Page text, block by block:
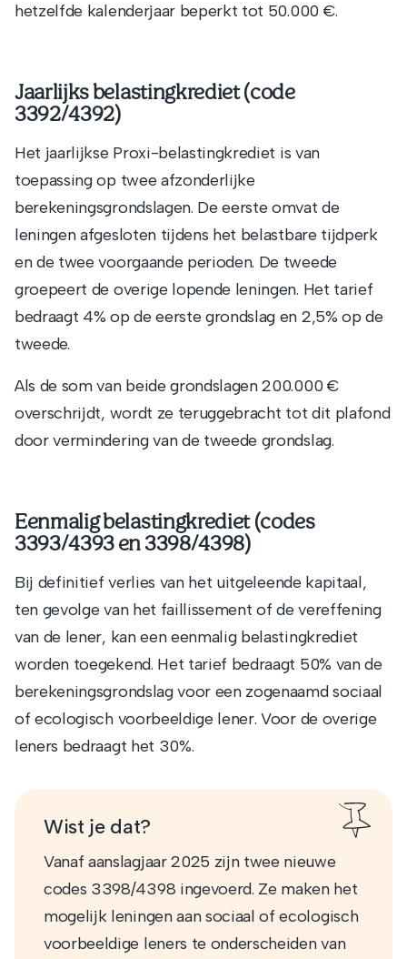
hetzelfde kalenderjaar beperkt tot 50.000 €.
Jaarlijks belastingkrediet (code
3392/4392)
Het jaarlijkse Proxi-belastingkrediet is van
toepassing op twee afzonderlijke
berekeningsgrondslagen. De eerste omvat de
leningen afgesloten tijdens het belastbare tijdperk
en de twee voorgaande perioden. De tweede
groepeert de overige lopende leningen. Het tarief
bedraagt 4% op de eerste grondslag en 2,5% op de
tweede.
Als de som van beide grondslagen 200.000 €
overschrijdt, wordt ze teruggebracht tot dit plafond
door vermindering van de tweede grondslag.
Eenmalig belastingkrediet (codes
3393/4393 en 3398/4398)
Bij definitief verlies van het uitgeleende kapitaal,
ten gevolge van het faillissement of de vereffening
van de lener, kan een eenmalig belastingkrediet
worden toegekend. Het tarief bedraagt 50% van de
berekeningsgrondslag voor een zogenaamd sociaal
of ecologisch voorbeeldige lener. Voor de overige
leners bedraagt het 30%.
Wist je dat?
Vanaf aanslagjaar 2025 zijn twee nieuwe
codes 3398/4398 ingevoerd. Ze maken het
mogelijk leningen aan sociaal of ecologisch
voorbeeldige leners te onderscheiden van